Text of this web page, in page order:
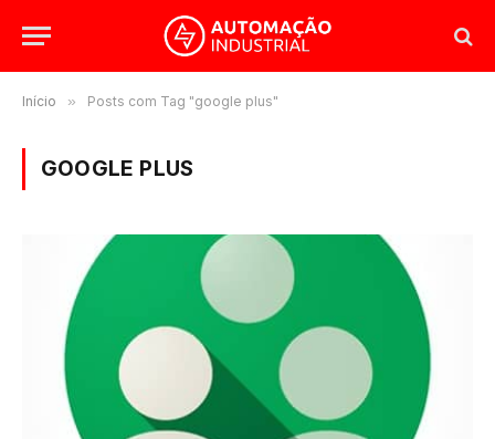
Início » Posts com Tag "google plus"
GOOGLE PLUS